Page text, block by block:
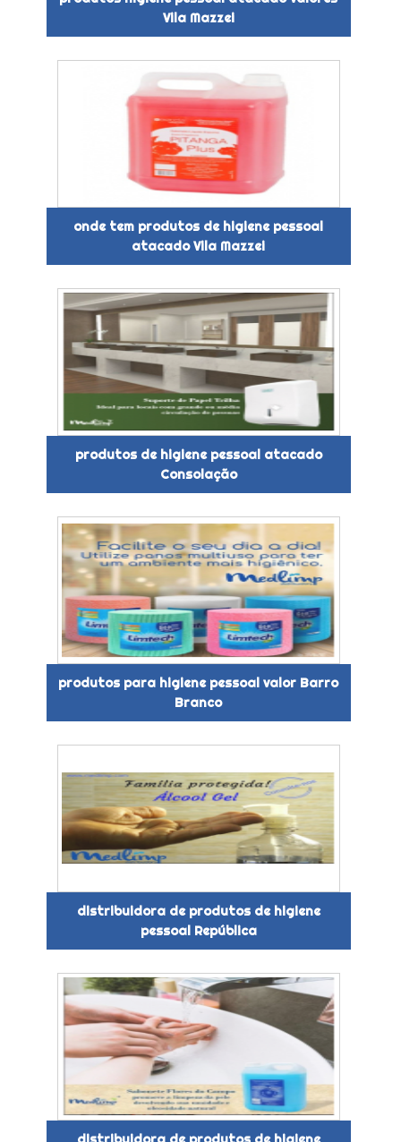
Vila Mazzei
onde tem produtos de higiene pessoal
atacado Vila Mazzei
produtos de higiene pessoal atacado
Consolação
produtos para higiene pessoal valor Barro
Branco
distribuidora de produtos de higiene
pessoal República